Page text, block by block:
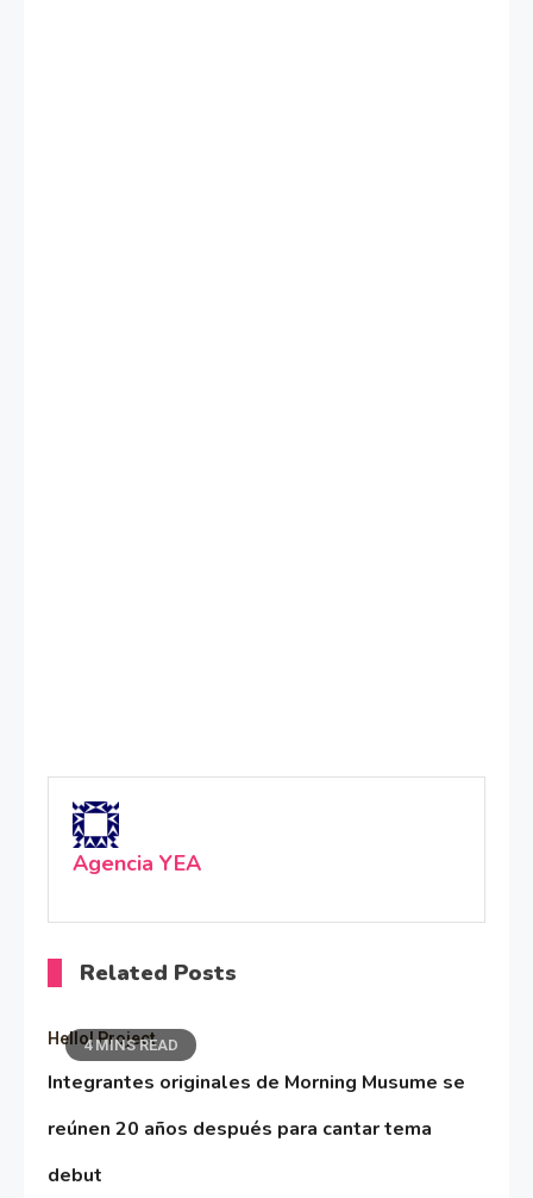
Agencia YEA
Related Posts
4 MINS READ
Hello! Project
Integrantes originales de Morning Musume se
reúnen 20 años después para cantar tema
debut